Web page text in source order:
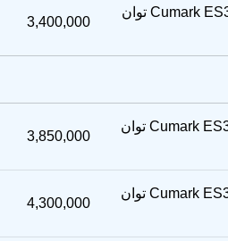
قیمت اینورتر Cumark ES350P توان
3,400,000
قیمت اینورتر Cumark ES350G توان
3,850,000
قیمت اینورتر Cumark ES350G توان
4,300,000